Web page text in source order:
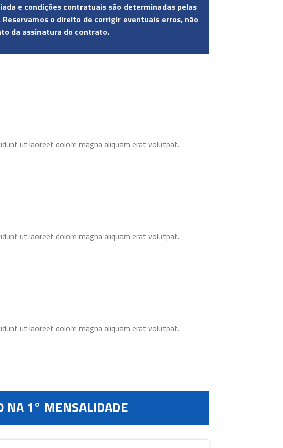
e condições contratuais são determinadas pelas
o direito de corrigir eventuais erros, não
da assinatura do contrato.
ut laoreet dolore magna aliquam erat volutpat.
ut laoreet dolore magna aliquam erat volutpat.
ut laoreet dolore magna aliquam erat volutpat.
NA 1° MENSALIDADE